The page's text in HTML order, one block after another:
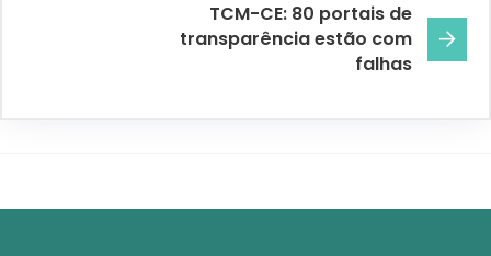
TCM-CE: 80 portais de
transparência estão com
falhas